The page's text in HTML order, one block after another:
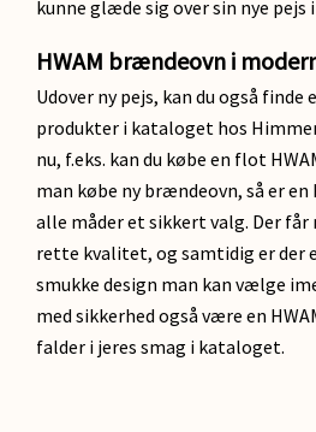
kunne glæde sig over sin nye pejs
HWAM brændeovn i
Udover ny pejs, kan du også finde
produkter i kataloget hos
nu, f.eks. kan du købe en flot
man købe ny brændeovn, så er en
alle måder et sikkert valg. Der får
rette kvalitet, og samtidig er der
smukke design man kan vælge
med sikkerhed også være en
falder i jeres smag i kataloget.